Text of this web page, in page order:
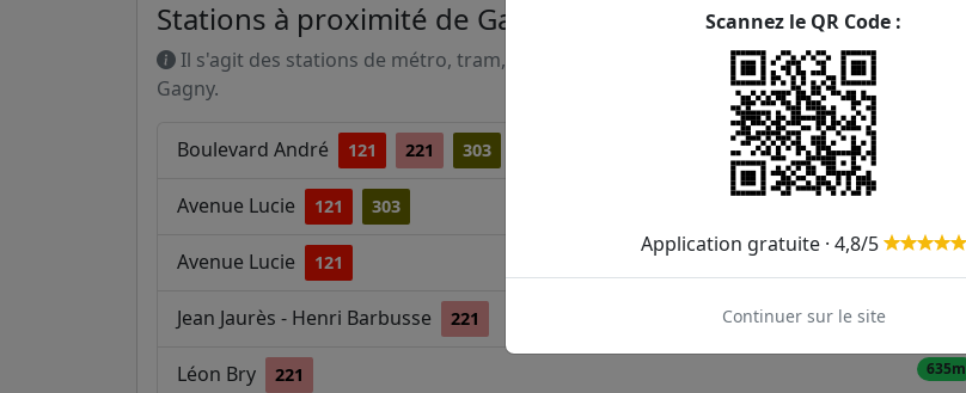
Stations à proximité de Gagny
Il s'agit des stations de métro, tram, RER et transilien situées à moins de 1km de la gare
Gagny.
Boulevard André 121 221 303
Avenue Lucie 121 303
Avenue Lucie 121 470m
Jean Jaurès - Henri Barbusse 221
Léon Bry 221 635m
Scannez le QR Code :
Application gratuite · 4,8/5
Continuer sur le site